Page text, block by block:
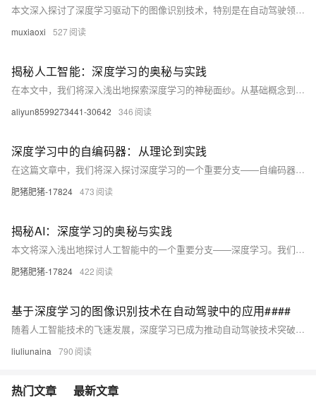
本文深入探讨了深度学习驱动下的图像识别技术，特别是在自动驾驶领域的革新应用。不同于传统摘要的概述方式，本节将直接以“深度学习”与“图像识别”的技术融合为起点，简述其在提升自动驾驶系统环境感知能力方面的核心作用，随后快速过渡到自动驾驶的具体应用场景，强调这一技术组合如何成为推动自动驾驶从实验室走向市场的关键力量。 ####
muxiaoxi 527
揭秘人工智能：深度学习的奥秘与实践
在本文中，我们将深入浅出地探索深度学习的神秘面纱。从基础概念到实际应用，你将获得一份简明扼要的指南，助你理解并运用这一前沿技术。我们避开复杂的数学公式和冗长的论述，以直观的方式呈现深度学习的核心原理和应用实例。无论你是技术新手还是有经验的开发者，这篇文章都将为你打开一扇通往人工智能新世界的大门。
aliyun8599273441-30642 346
深度学习中的自编码器：从理论到实践
在这篇文章中，我们将深入探讨深度学习的一个重要分支——自编码器。自编码器是一种无监督学习算法，它可以学习数据的有效表示。我们将首先介绍自编码器的基本概念和工作原理，然后通过一个简单的Python代码示例来展示如何实现一个基本的自编码器。最后，我们将讨论自编码器的一些变体，如稀疏自编码器和降噪自编码器，以及它们在实际应用中的优势。
肥猪肥猪-17824 473
揭秘AI：深度学习的奥秘与实践
本文将深入浅出地探讨人工智能中的一个重要分支——深度学习。我们将从基础概念出发，逐步揭示深度学习的原理和工作机制。通过生动的比喻和实际代码示例，本文旨在帮助初学者理解并应用深度学习技术，开启AI之旅。
肥猪肥猪-17824 422
基于深度学习的图像识别技术在自动驾驶中的应用####
随着人工智能技术的飞速发展，深度学习已成为推动自动驾驶技术突破的关键力量之一。本文深入探讨了深度学习算法，特别是卷积神经网络（CNN）在图像识别领域的创新应用，以及这些技术如何被集成到自动驾驶汽车的视觉系统中，实现对复杂道路环境的实时感知与理解，从而提升驾驶的安全性和效率。通过分析当前技术的最前沿进展、面临的挑战及未来趋势，本文旨在为读者提供一个全面而深入的视角，理解深度学习如何塑造自动驾驶的未来。 ####
liuliunaina 790
热门文章 最新文章